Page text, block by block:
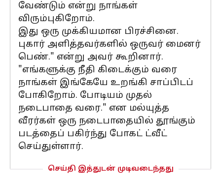
வேண்டும் என்று நாங்கள்
விரும்புகிறோம்.
இது ஒரு முக்கியமான பிரச்சினை.
புகார் அளித்தவர்களில் ஒருவர் மைனர்
பெண்." என்று அவர் கூறினார்.
"எங்களுக்கு நீதி கிடைக்கும் வரை
நாங்கள் இங்கேயே உறங்கி சாப்பிடப்
போகிறோம். போடியம் முதல்
நடைபாதை வரை." என மல்யுத்த
வீரர்கள் ஒரு நடைபாதையில் தூங்கும்
படத்தைப் பகிர்ந்து போகட் ட்வீட்
செய்துள்ளார்.
செய்தி இத்துடன் முடிவடைந்தது